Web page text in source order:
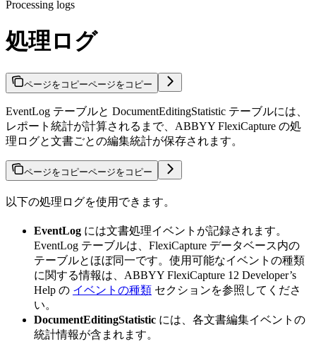
Processing logs
処理ログ
ページをコピーページをコピー
EventLog テーブルと DocumentEditingStatistic テーブルには、
レポート統計が計算されるまで、ABBYY FlexiCapture の処
理ログと文書ごとの編集統計が保存されます。
ページをコピーページをコピー
以下の処理ログを使用できます。
EventLog には文書処理イベントが記録されます。
EventLog テーブルは、FlexiCapture データベース内の
テーブルとほぼ同一です。使用可能なイベントの種類
に関する情報は、ABBYY FlexiCapture 12 Developer’s
Help の イベントの種類 セクションを参照してくださ
い。
DocumentEditingStatistic には、各文書編集イベントの
統計情報が含まれます。